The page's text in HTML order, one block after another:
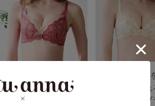
[脇肉0ブラ]チュチュア
ンナ史上最強の着痩せ
[育乳ブラ]谷間
てしっかり盛
アドアステラ